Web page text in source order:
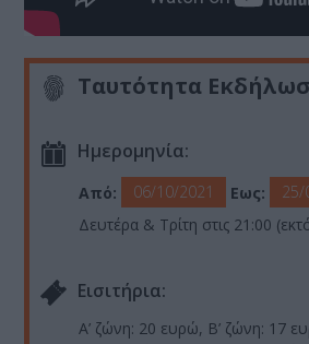
Ταυτότητα
Ημερομηνία:
Από: 06/10/2021 Εως:
25/
Δευτέρα & Τρίτη στις 21:00
Eισιτήρια:
A’ ζώνη: 20 ευρώ, Β’ ζώνη: 17